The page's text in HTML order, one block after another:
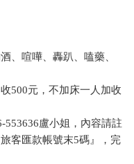
、喧嘩、轟趴、嗑藥、
500元，不加床一人加收
553636盧小姐，內容請註
客匯款帳號末5碼』，完